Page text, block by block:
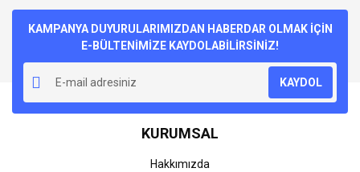
Yorum Yaz
kullanarak tarafımıza iletebilirsiniz.
Görüş ve önerileriniz için teşekkür ederiz.
Ürün resmi kalitesiz, bozuk veya görüntülenemiyor.
Ürün açıklamasında eksik bilgiler bulunuyor.
Ürün bilgilerinde hatalar bulunuyor.
Ürün fiyatı diğer sitelerden daha pahalı.
KAMPANYA DUYURULARIMIZDAN HABERDAR OLMAK İÇİN
E-BÜLTENİMİZE KAYDOLABİLİRSİNİZ!
KAYDOL
KURUMSAL
Hakkımızda